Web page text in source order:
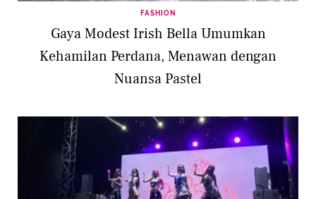
FASHION
Gaya Modest Irish Bella Umumkan
Kehamilan Perdana, Menawan dengan
Nuansa Pastel